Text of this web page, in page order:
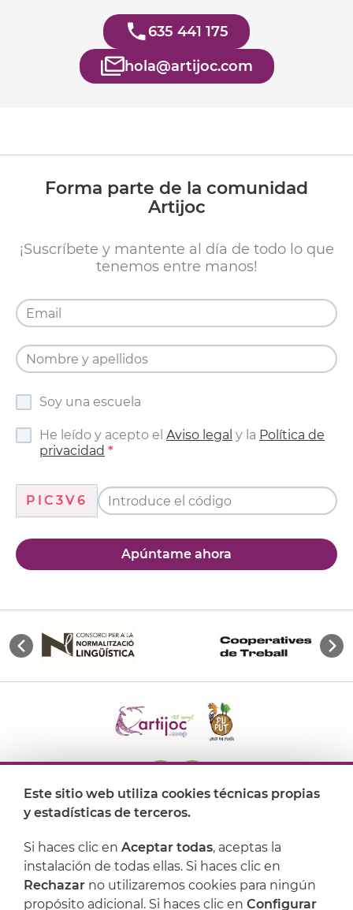
635 441 175
hola@artijoc.com
Forma parte de la comunidad
Artijoc
¡Suscríbete y mantente al día de todo lo que
tenemos entre manos!
Soy una escuela
He leído y acepto el Aviso legal y la Política de
privacidad
PIC3V6
Apúntame ahora
Dónde encontrarnos
Artijoc
Soporte
Este sitio web utiliza cookies técnicas propias
y estadísticas de terceros.
Si haces clic en Aceptar todas, aceptas la
instalación de todas ellas. Si haces clic en
Rechazar no utilizaremos cookies para ningún
propósito adicional. Si haces clic en Configurar